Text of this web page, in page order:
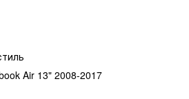
Air 13" 2008-2017